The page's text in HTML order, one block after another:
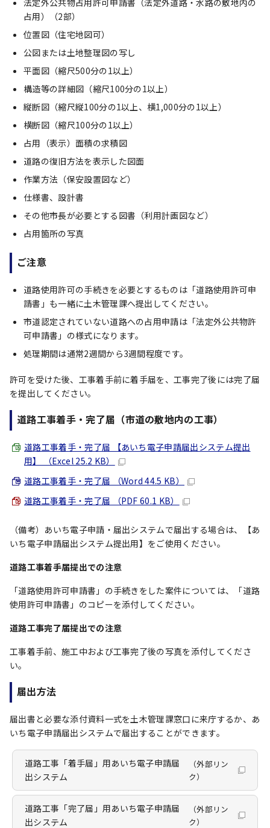
法定外公共物占用許可申請書（法定外道路・水路の敷地内の
占用）（2部）
位置図（住宅地図可）
公図または土地整理図の写し
平面図（縮尺500分の1以上）
構造等の詳細図（縮尺100分の1以上）
縦断図（縮尺縦100分の1以上、横1,000分の1以上）
横断図（縮尺100分の1以上）
占用（表示）面積の求積図
道路の復旧方法を表示した図面
作業方法（保安設置図など）
仕様書、設計書
その他市長が必要とする図書（利用計画図など）
占用箇所の写真
ご注意
道路使用許可の手続きを必要とするものは「道路使用許可申
請書」も一緒に土木管理課へ提出してください。
市道認定されていない道路への占用申請は「法定外公共物許
可申請書」の様式になります。
処理期間は通常2週間から3週間程度です。
許可を受けた後、工事着手前に着手届を、工事完了後には完了届
を提出してください。
道路工事着手・完了届（市道の敷地内の工事）
道路工事着手・完了届 【あいち電子申請届出システム提出
用】 （Excel 25.2 KB）
道路工事着手・完了届 （Word 44.5 KB）
道路工事着手・完了届 （PDF 60.1 KB）
（備考）あいち電子申請・届出システムで届出する場合は、【あ
いち電子申請届出システム提出用】をご使用ください。
道路工事着手届提出での注意
「道路使用許可申請書」の手続きをした案件については、「道路
使用許可申請書」のコピーを添付してください。
道路工事完了届提出での注意
工事着手前、施工中および工事完了後の写真を添付してくださ
い。
届出方法
届出書と必要な添付資料一式を土木管理課窓口に来庁するか、あ
いち電子申請届出システムで届出することができます。
道路工事「着手届」用あいち電子申請届
出システム
（外部リン
ク）
道路工事「完了届」用あいち電子申請届
出システム
（外部リン
ク）